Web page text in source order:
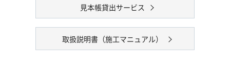
見本帳貸出サービス
取扱説明書（施工マニュアル）